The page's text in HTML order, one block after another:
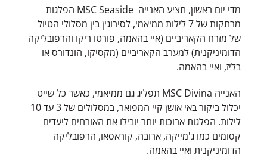
מדי יום ראשון, תציע האנייה MSC Seaside הפלגות
מרתקות של 7 לילות ממיאמי, לסירוגין בין מסלולי הטיול
של מזרח הקאריביים (איי בהאמה, פורטו ריקו והרפובליקה
הדומיניקנית) למערב הקאריביים (מקסיקו, הונדורס או
בליז, ואיי בהאמה.
האנייה MSC Divina תפליג גם ממיאמי, כאשר כל שייט
יכלול ביקור באי אושן קיי המפואר, במסלולים של 3 עד 10
לילות. הפלגות ארוכות יותר יובילו את האורחים ליעדים
קסומים כמו ג'מייקה, ארובה, קוראסאו, הרפובליקה
הדומיניקנית ואיי בהאמה.